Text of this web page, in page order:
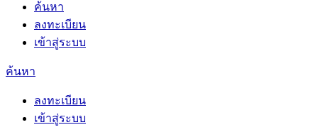
ค้นหา
ลงทะเบียน
เข้าสู่ระบบ
ค้นหา
ลงทะเบียน
เข้าสู่ระบบ